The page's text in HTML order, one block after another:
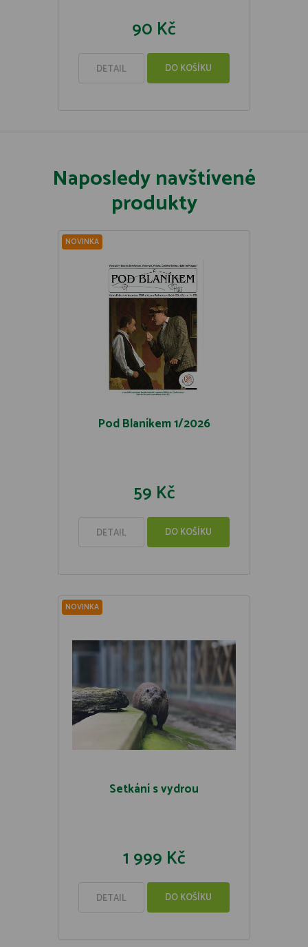
90 Kč
DETAIL DO KOŠÍKU
Naposledy navštívené
produkty
NOVINKA
Pod Blaníkem 1/2026
59 Kč
DETAIL DO KOŠÍKU
NOVINKA
Setkání s vydrou
1 999 Kč
DETAIL DO KOŠÍKU